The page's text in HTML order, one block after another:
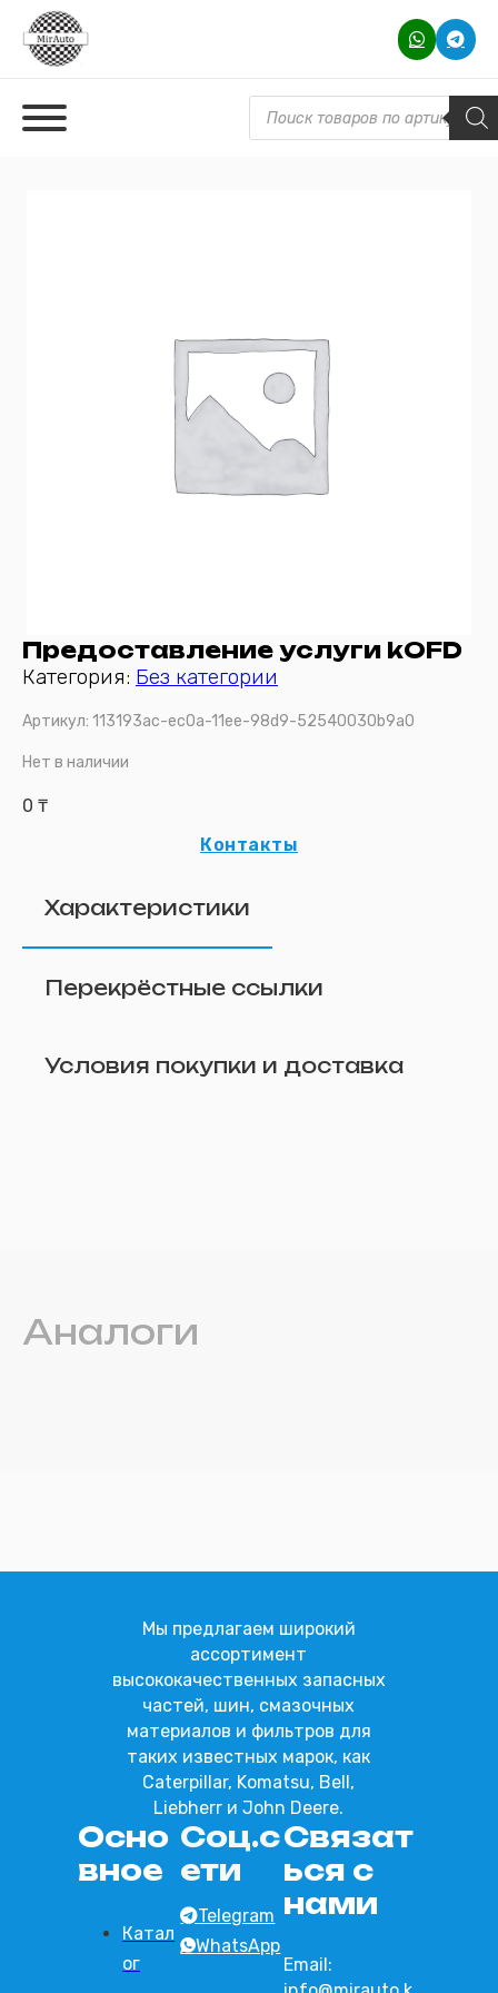
Поиск товаров
Предоставление услуги kOFD
Категория: Без категории
Артикул: 113193ac-ec0a-11ee-98d9-52540030b9a0
Нет в наличии
0 ₸
Контакты
Характеристики
Перекрёстные ссылки
Условия покупки и доставка
Аналоги
Мы предлагаем широкий
ассортимент
высококачественных запасных
частей, шин, смазочных
материалов и фильтров для
таких известных марок, как
Caterpillar, Komatsu, Bell,
Liebherr и John Deere.
Осно
вное
Катал
ог
Соц.с
ети
Telegram
WhatsApp
Связат
ься с
нами
Email:
Удалить